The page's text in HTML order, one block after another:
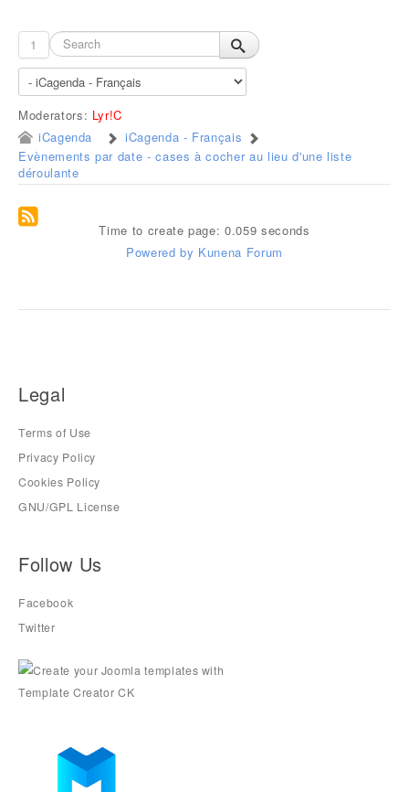
1
Moderators: Lyr!C
iCagenda
iCagenda - Français
Evènements par date - cases à cocher au lieu d'une liste
déroulante
Time to create page: 0.059 seconds
Powered by Kunena Forum
Legal
Terms of Use
Privacy Policy
Cookies Policy
GNU/GPL License
Follow Us
Facebook
Twitter